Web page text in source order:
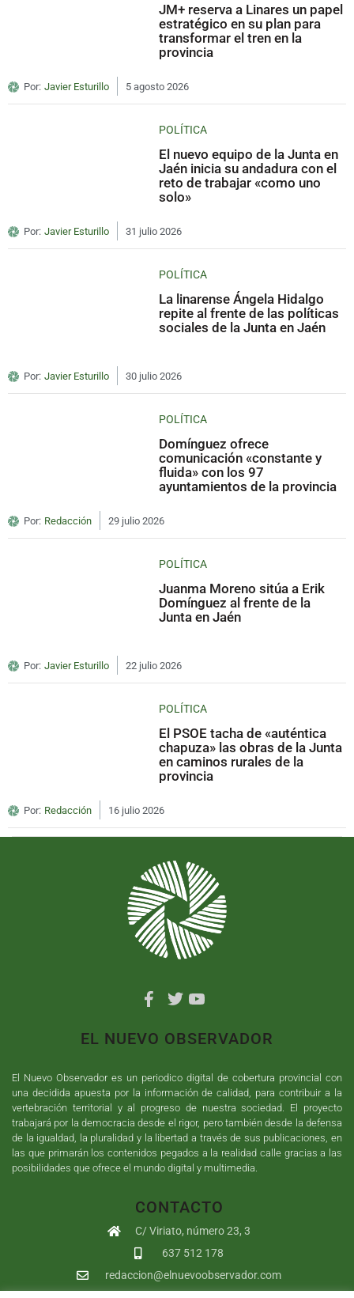
JM+ reserva a Linares un papel
estratégico en su plan para
transformar el tren en la
provincia
Por: Javier Esturillo 5 agosto 2026
POLÍTICA
El nuevo equipo de la Junta en
Jaén inicia su andadura con el
reto de trabajar «como uno
solo»
Por: Javier Esturillo 31 julio 2026
POLÍTICA
La linarense Ángela Hidalgo
repite al frente de las políticas
sociales de la Junta en Jaén
Por: Javier Esturillo 30 julio 2026
POLÍTICA
Domínguez ofrece
comunicación «constante y
fluida» con los 97
ayuntamientos de la provincia
Por: Redacción 29 julio 2026
POLÍTICA
Juanma Moreno sitúa a Erik
Domínguez al frente de la
Junta en Jaén
Por: Javier Esturillo 22 julio 2026
POLÍTICA
El PSOE tacha de «auténtica
chapuza» las obras de la Junta
en caminos rurales de la
provincia
Por: Redacción 16 julio 2026
EL NUEVO OBSERVADOR
El Nuevo Observador es un periodico digital de cobertura provincial con
una decidida apuesta por la información de calidad, para contribuir a la
vertebración territorial y al progreso de nuestra sociedad. El proyecto
trabajará por la democracia desde el rigor, pero también desde la defensa
de la igualdad, la pluralidad y la libertad a través de sus publicaciones, en
las que primarán los contenidos pegados a la realidad calle gracias a las
posibilidades que ofrece el mundo digital y multimedia.
CONTACTO
C/ Viriato, número 23, 3
637 512 178
redaccion@elnuevoobservador.com